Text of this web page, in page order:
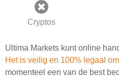
Cryptos
Ultima Markets kunt online
Het is veilig en 100% legaal
momenteel een van de best